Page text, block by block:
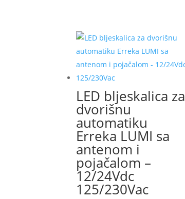
LED bljeskalica za
dvorišnu
automatiku
Erreka LUMI sa
antenom i
pojačalom –
12/24Vdc
125/230Vac